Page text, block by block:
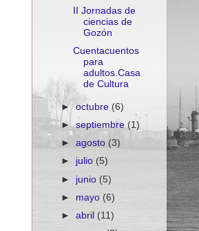
II Jornadas de
ciencias de
Gozón
Cuentacuentos
para
adultos.Casa
de Cultura
►octubre (6)
►septiembre (1)
►agosto (3)
► julio (5)
► junio (5)
► mayo (6)
►abril (11)